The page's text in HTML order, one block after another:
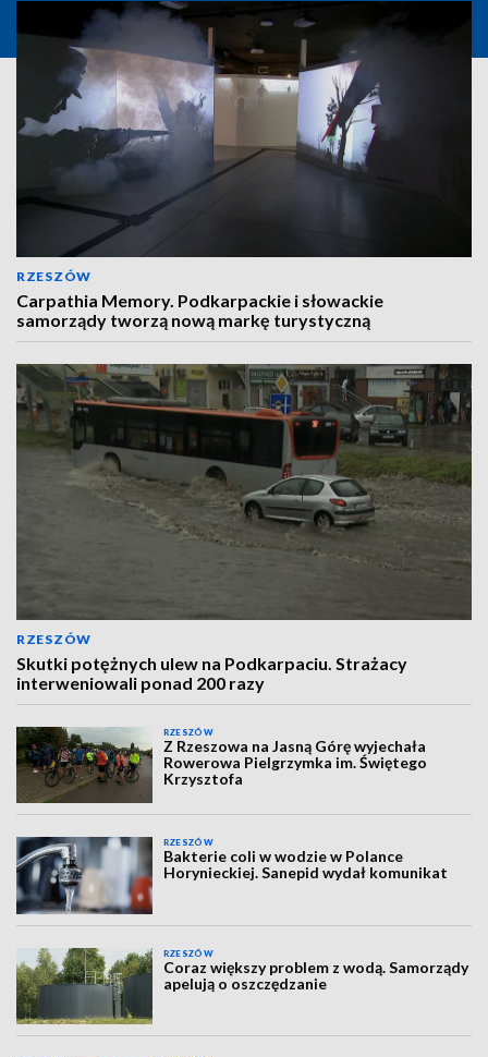
RZESZÓW
Carpathia Memory. Podkarpackie i słowackie
samorządy tworzą nową markę turystyczną
RZESZÓW
Skutki potężnych ulew na Podkarpaciu. Strażacy
interweniowali ponad 200 razy
RZESZÓW
Z Rzeszowa na Jasną Górę wyjechała
Rowerowa Pielgrzymka im. Świętego
Krzysztofa
RZESZÓW
Bakterie coli w wodzie w Polance
Horynieckiej. Sanepid wydał komunikat
RZESZÓW
Coraz większy problem z wodą. Samorządy
apelują o oszczędzanie